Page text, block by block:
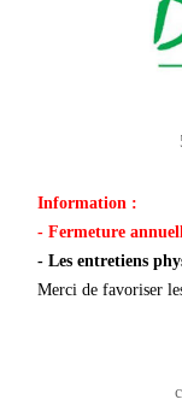
Information :
- Fermeture
- Les entretiens
Merci de favoriser